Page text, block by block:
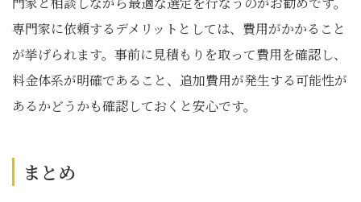
専門家に依頼するデメリットとしては、費用がかかること
が挙げられます。事前に見積もりを取って費用を確認し、
料金体系が明確であること、追加費用が発生する可能性が
あるかどうかも確認しておくと安心です。
まとめ